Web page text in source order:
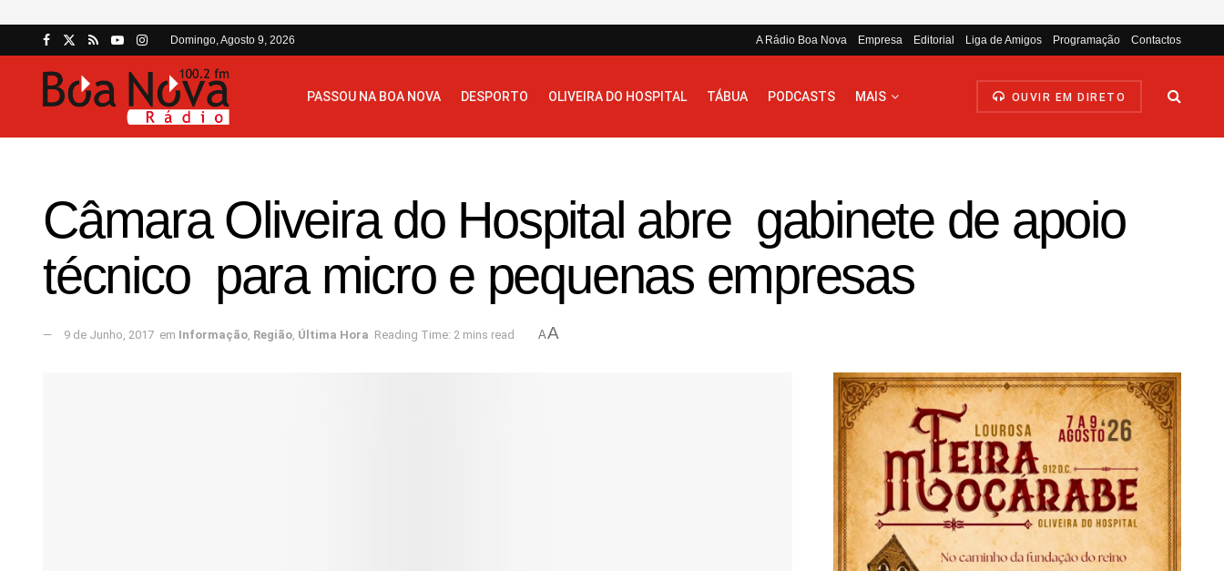
Domingo, Agosto 9, 2026 A Rádio Boa Nova Empresa Editorial Liga de Amigos Programação Contactos
PASSOU NA BOA NOVA DESPORTO OLIVEIRA DO HOSPITAL TÁBUA PODCASTS MAIS OUVIR EM DIRETO
Câmara Oliveira do Hospital abre gabinete de apoio
técnico para micro e pequenas empresas
9 de Junho, 2017 em Informação, Região, Última Hora Reading Time: 2 mins read AA